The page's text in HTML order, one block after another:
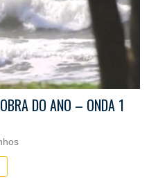
DO ANO – ONDA 1